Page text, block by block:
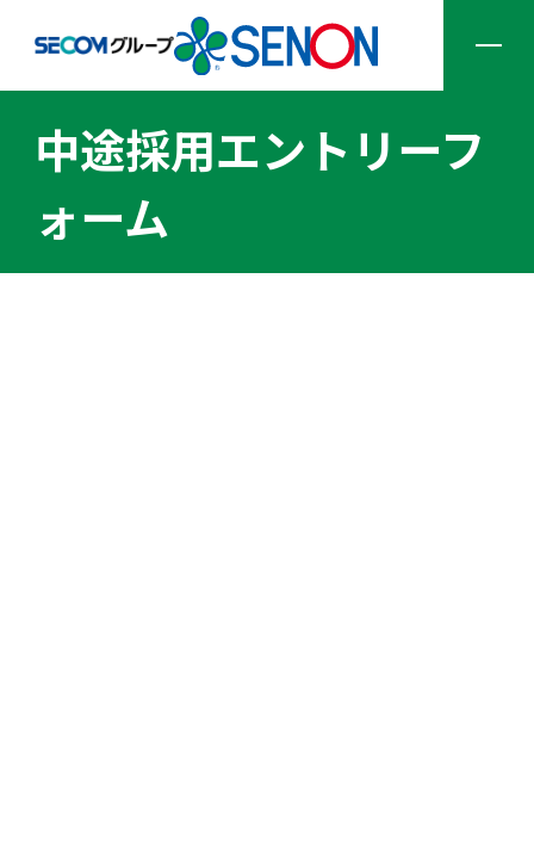
企業情報
中途採用エントリーフ
ォーム